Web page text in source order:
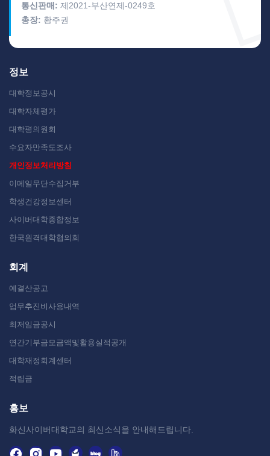
통신판매: 제2021-부산연제-0249호
총장: 황주권
정보
대학정보공시
대학자체평가
대학평의원회
수요자만족도조사
개인정보처리방침
이메일무단수집거부
학생건강정보센터
사이버대학종합정보
한국원격대학협의회
회계
예결산공고
업무추진비사용내역
최저임금공시
연간기부금모금액및활용실적공개
대학재정회계센터
적립금
홍보
화신사이버대학교의 최신소식을 안내해드립니다.